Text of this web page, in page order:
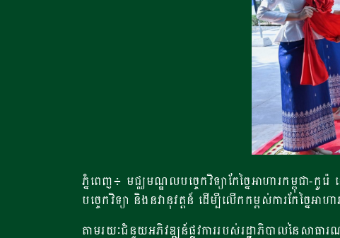
ភ្នំពេញ៖ មជ្ឈមណ្ឌលបច្ចេកវិទ្យាកែច្នៃអាហារកម្ពុជា-កូរ៉
បច្ចេកវិទ្យា និងនវានុវត្តន៍ ដើម្បីលើកកម្ពស់ការកែច្ន
តាមរយៈជំនួយអភិវឌ្ឍន៍ផ្លូវការរបស់រដ្ឋាភិបាលនៃសា